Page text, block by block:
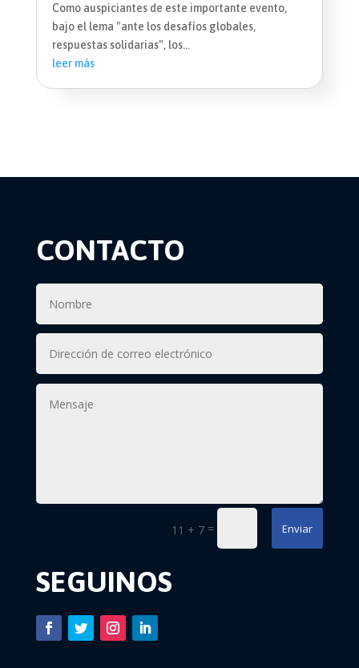
Como auspiciantes de este importante evento,
bajo el lema "ante los desafíos globales,
respuestas solidarias", los...
leer más
CONTACTO
11 + 7 = Enviar
SEGUINOS